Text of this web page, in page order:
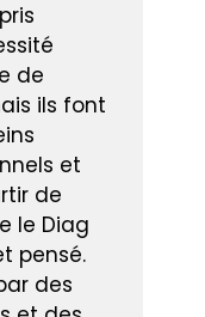
de
ils font
et
de
le Diag
pensé.
des